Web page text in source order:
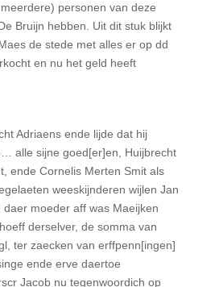
personen van deze
Bruijn hebben. Uit dit stuk blijkt
de stede met alles er op dd
en nu het geld heeft
Adriaens ende lijde dat hij
alle sijne goed[er]en, Huij­brecht
ende Cornelis Merten Smit als
weeskijnderen wijlen Jan
daer moeder aff was Maeijken
derselver, de somma van
ter zaecken van erffpenn[ingen]
ende erve daertoe
Jacob nu tegenwoordich op